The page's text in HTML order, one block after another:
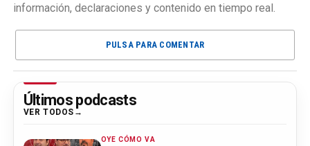
información, declaraciones y contenido en tiempo real.
PULSA PARA COMENTAR
Últimos podcasts
VER TODOS
OYE CÓMO VA